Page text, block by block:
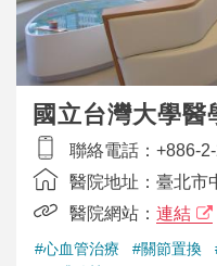
國立台灣大學
聯絡電話： +886-
醫院地址： 臺北市
醫院網站： 連結
#心血管治療 #關節置換